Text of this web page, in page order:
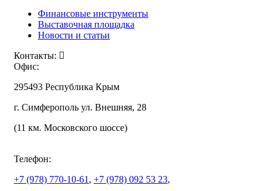
Финансовые инструменты
Выставочная площадка
Новости и статьи
Контакты:
Офис:
295493 Республика Крым
г. Симферополь ул. Внешняя, 28
(11 км. Московского шоссе)
Телефон:
+7 (978) 770-10-61 , +7 (978) 092 53 23,